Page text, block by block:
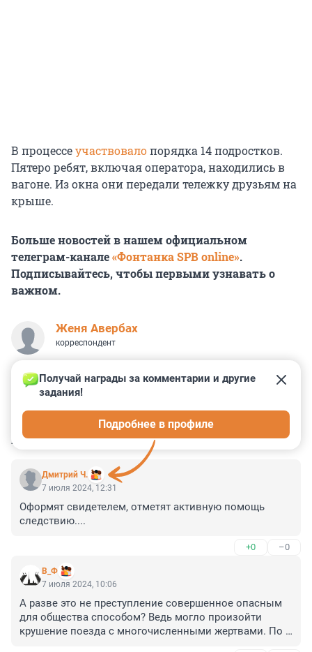
В процессеучаствовалопорядка 14 подростков.
Пятеро ребят, включая оператора, находились в
вагоне. Из окна они передали тележку друзьям на
крыше.
Больше новостей в нашем официальном
телеграм-канале«Фонтанка SPB online».
Подписывайтесь, чтобы первыми узнавать о
важном.
Женя Авербах
корреспондент
КОММЕНТАРИИ 23
Дмитрий Ч.
Получай награды за комментарии и другие
задания!
Подробнее в профиле
7 июля 2024, 12:31
Оформят свидетелем, отметят активную помощь
следствию....
+0 –0
В_Ф
7 июля 2024, 10:06
А разве это не преступление совершенное опасным
для общества способом? Ведь могло произойти
крушение поезда с многочисленными жертвами. По